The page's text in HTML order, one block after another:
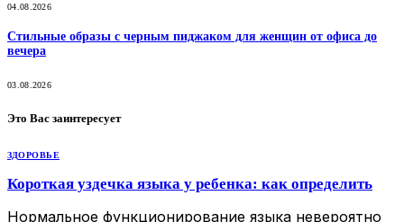
04.08.2026
Стильные образы с черным пиджаком для женщин от офиса до
вечера
03.08.2026
Это Вас заинтересует
ЗДОРОВЬЕ
Короткая уздечка языка у ребенка: как определить
Нормальное функционирование языка невероятно